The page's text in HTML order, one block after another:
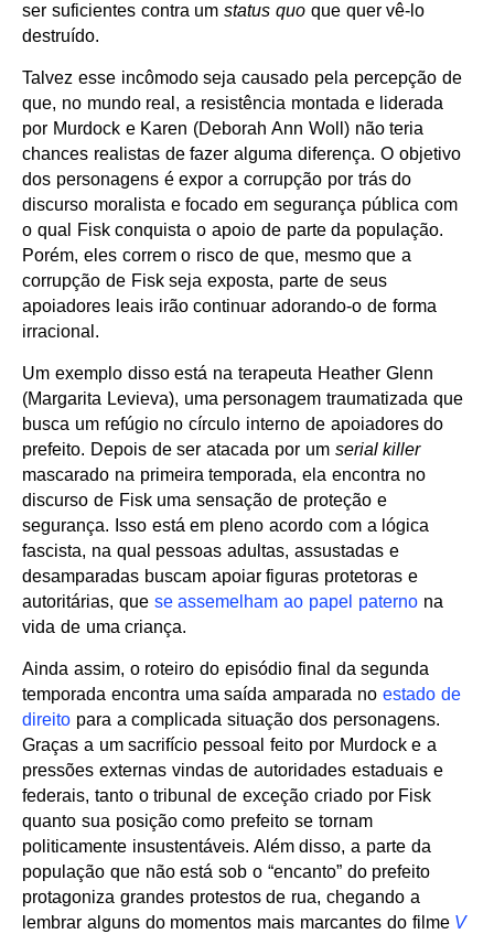
ser suficientes contra umstatus quo que quer vê-lo
destruído.
Talvez esse incômodo seja causado pela percepção de
que, no mundo real, a resistência montada e liderada
por Murdock e Karen (Deborah Ann Woll) não teria
chances realistas de fazer alguma diferença. O objetivo
dos personagens é expor a corrupção por trás do
discurso moralista e focado em segurança pública com
o qual Fisk conquista o apoio de parte da população.
Porém, eles correm o risco de que, mesmo que a
corrupção de Fisk seja exposta, parte de seus
apoiadores leais irão continuar adorando-o de forma
irracional.
Um exemplo disso está na terapeuta Heather Glenn
(Margarita Levieva), uma personagem traumatizada que
busca um refúgio no círculo interno de apoiadores do
prefeito. Depois de ser atacada por um serial killer
mascarado na primeira temporada, ela encontra no
discurso de Fisk uma sensação de proteção e
segurança. Isso está em pleno acordo com a lógica
fascista, na qual pessoas adultas, assustadas e
desamparadas buscam apoiar figuras protetoras e
autoritárias, que se assemelham ao papel paternona
vida de uma criança.
Ainda assim, o roteiro do episódio final da segunda
temporada encontra uma saída amparada no estado de
direito para a complicada situação dos personagens.
Graças a um sacrifício pessoal feito por Murdock e a
pressões externas vindas de autoridades estaduais e
federais, tanto o tribunal de exceção criado por Fisk
quanto sua posição como prefeito se tornam
politicamente insustentáveis. Além disso, a parte da
população que não está sob o “encanto” do prefeito
protagoniza grandes protestos de rua, chegando a
lembrar alguns do momentos mais marcantes do filme V